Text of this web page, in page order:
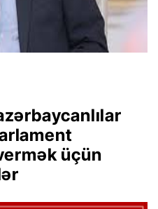
üçün